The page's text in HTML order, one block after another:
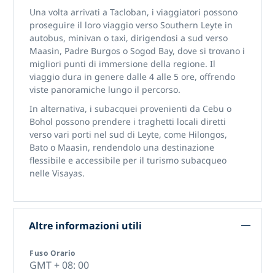
Una volta arrivati a Tacloban, i viaggiatori possono
proseguire il loro viaggio verso Southern Leyte in
autobus, minivan o taxi, dirigendosi a sud verso
Maasin, Padre Burgos o Sogod Bay, dove si trovano i
migliori punti di immersione della regione. Il
viaggio dura in genere dalle 4 alle 5 ore, offrendo
viste panoramiche lungo il percorso.
In alternativa, i subacquei provenienti da Cebu o
Bohol possono prendere i traghetti locali diretti
verso vari porti nel sud di Leyte, come Hilongos,
Bato o Maasin, rendendolo una destinazione
flessibile e accessibile per il turismo subacqueo
nelle Visayas.
Altre informazioni utili
Fuso Orario
GMT + 08: 00